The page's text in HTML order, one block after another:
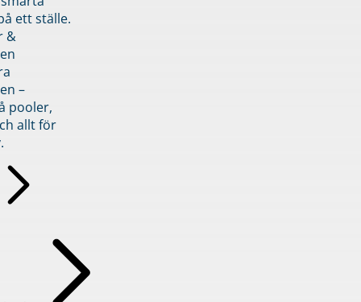
ett ställe.
&
–
pooler,
allt för